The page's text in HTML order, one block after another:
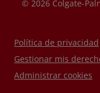
© 2026 Colgate-
Política de privacidad
Gestionar mis
Administrar cookies